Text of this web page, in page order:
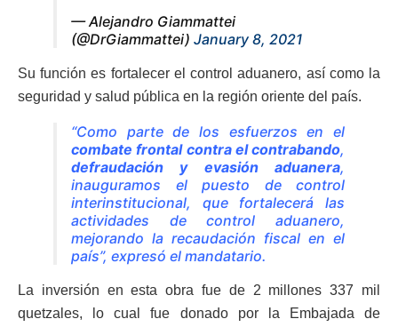
— Alejandro Giammattei
(@DrGiammattei) January 8, 2021
Su función es fortalecer el control aduanero, así como la
seguridad y salud pública en la región oriente del país.
“Como parte de los esfuerzos en el
combate frontal contra el contrabando,
defraudación y evasión aduanera,
inauguramos el puesto de control
interinstitucional, que fortalecerá las
actividades de control aduanero,
mejorando la recaudación fiscal en el
país”, expresó el mandatario.
La inversión en esta obra fue de 2 millones 337 mil
quetzales, lo cual fue donado por la Embajada de